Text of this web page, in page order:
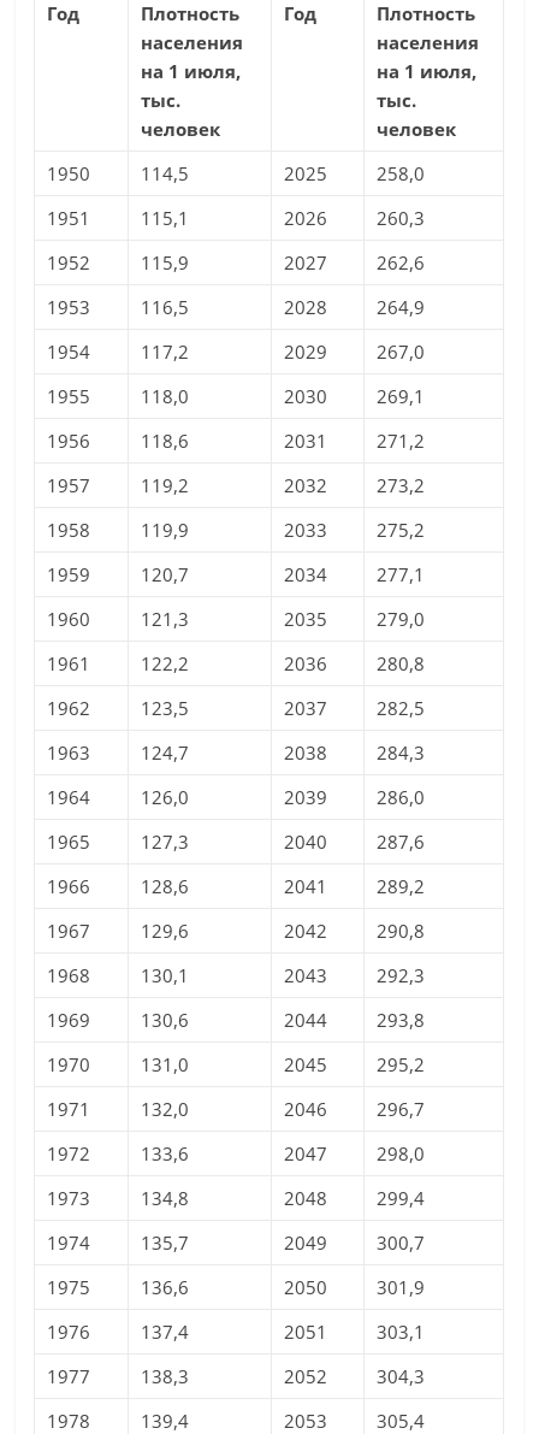
Год
Плотность
населения
на 1 июля,
тыс.
человек
Год
Плотность
населения
на 1 июля,
тыс.
человек
1950
114,5 2025
258,0
1951
115,1 2026
260,3
1952
115,9 2027
262,6
1953
116,5 2028
264,9
1954
117,2 2029
267,0
1955
118,0 2030
269,1
1956
118,6 2031
271,2
1957
119,2 2032
273,2
1958
119,9 2033
275,2
1959
120,7 2034
277,1
1960
121,3 2035
279,0
1961
122,2 2036
280,8
1962
123,5 2037
282,5
1963
124,7 2038
284,3
1964
126,0 2039
286,0
1965
127,3 2040
287,6
1966
128,6 2041
289,2
1967
129,6 2042
290,8
1968
130,1 2043
292,3
1969
130,6 2044
293,8
1970
131,0 2045
295,2
1971
132,0 2046
296,7
1972
133,6 2047
298,0
1973
134,8 2048
299,4
1974
135,7 2049
300,7
1975
136,6 2050
301,9
1976
137,4 2051
303,1
1977
138,3 2052
304,3
1978
139,4 2053
305,4